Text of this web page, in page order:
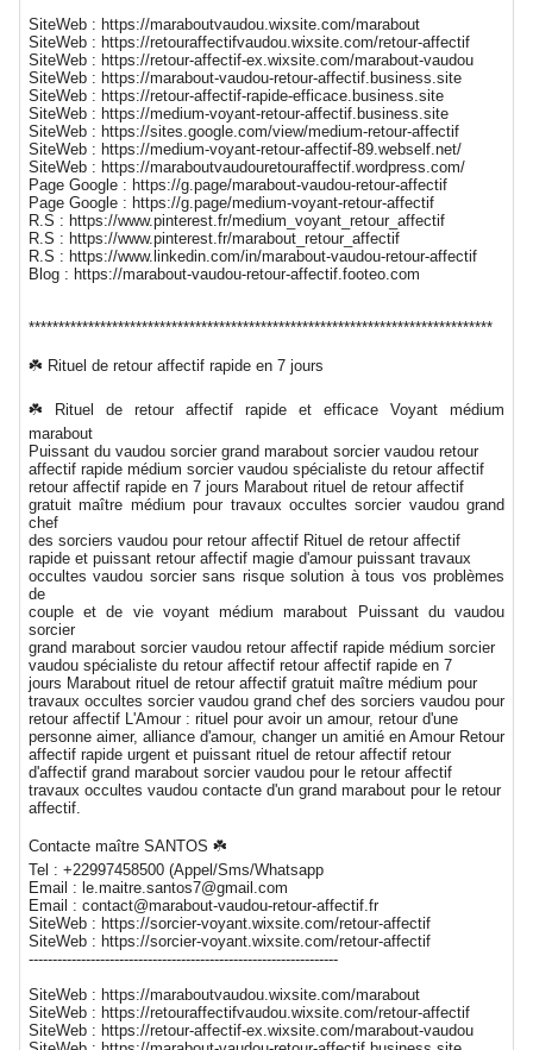
SiteWeb : https://maraboutvaudou.wixsite.com/marabout
SiteWeb : https://retouraffectifvaudou.wixsite.com/retour-affectif
SiteWeb : https://retour-affectif-ex.wixsite.com/marabout-vaudou
SiteWeb : https://marabout-vaudou-retour-affectif.business.site
SiteWeb : https://retour-affectif-rapide-efficace.business.site
SiteWeb : https://medium-voyant-retour-affectif.business.site
SiteWeb : https://sites.google.com/view/medium-retour-affectif
SiteWeb : https://medium-voyant-retour-affectif-89.webself.net/
SiteWeb : https://maraboutvaudouretouraffectif.wordpress.com/
Page Google : https://g.page/marabout-vaudou-retour-affectif
Page Google : https://g.page/medium-voyant-retour-affectif
R.S : https://www.pinterest.fr/medium_voyant_retour_affectif
R.S : https://www.pinterest.fr/marabout_retour_affectif
R.S : https://www.linkedin.com/in/marabout-vaudou-retour-affectif
Blog : https://marabout-vaudou-retour-affectif.footeo.com
******************************************************************************
☘️ Rituel de retour affectif rapide en 7 jours
☘️ Rituel de retour affectif rapide et efficace Voyant médium
marabout
Puissant du vaudou sorcier grand marabout sorcier vaudou retour
affectif rapide médium sorcier vaudou spécialiste du retour affectif
retour affectif rapide en 7 jours Marabout rituel de retour affectif
gratuit maître médium pour travaux occultes sorcier vaudou grand
chef
des sorciers vaudou pour retour affectif Rituel de retour affectif
rapide et puissant retour affectif magie d'amour puissant travaux
occultes vaudou sorcier sans risque solution à tous vos problèmes
de
couple et de vie voyant médium marabout Puissant du vaudou
sorcier
grand marabout sorcier vaudou retour affectif rapide médium sorcier
vaudou spécialiste du retour affectif retour affectif rapide en 7
jours Marabout rituel de retour affectif gratuit maître médium pour
travaux occultes sorcier vaudou grand chef des sorciers vaudou pour
retour affectif L'Amour : rituel pour avoir un amour, retour d'une
personne aimer, alliance d'amour, changer un amitié en Amour Retour
affectif rapide urgent et puissant rituel de retour affectif retour
d'affectif grand marabout sorcier vaudou pour le retour affectif
travaux occultes vaudou contacte d'un grand marabout pour le retour
affectif.
Contacte maître SANTOS ☘️
Tel : +22997458500 (Appel/Sms/Whatsapp
Email : le.maitre.santos7@gmail.com
Email : contact@marabout-vaudou-retour-affectif.fr
SiteWeb : https://sorcier-voyant.wixsite.com/retour-affectif
SiteWeb : https://sorcier-voyant.wixsite.com/retour-affectif
-----------------------------------------------------------------
SiteWeb : https://maraboutvaudou.wixsite.com/marabout
SiteWeb : https://retouraffectifvaudou.wixsite.com/retour-affectif
SiteWeb : https://retour-affectif-ex.wixsite.com/marabout-vaudou